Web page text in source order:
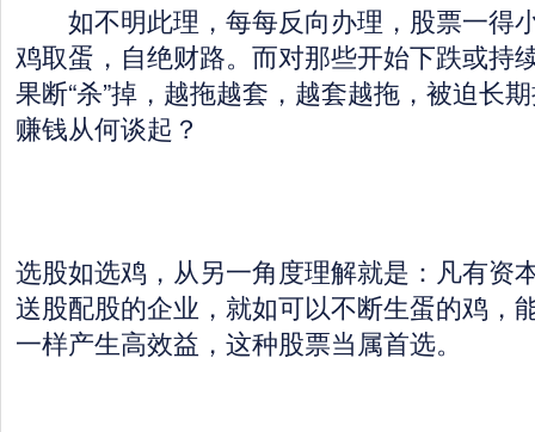
如不明此理，每每反向办理，股票一得
鸡取蛋，自绝财路。而对那些开始下跌或持
果断“杀”掉，越拖越套，越套越拖，被迫长
赚钱从何谈起？
选股如选鸡，从另一角度理解就是：凡有资
送股配股的企业，就如可以不断生蛋的鸡，
一样产生高效益，这种股票当属首选。